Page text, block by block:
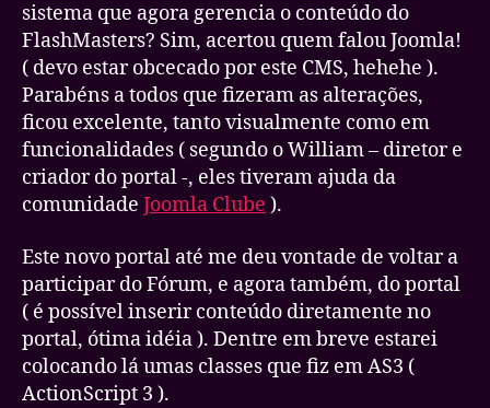
sistema que agora gerencia o conteúdo do
FlashMasters? Sim, acertou quem falou Joomla!
( devo estar obcecado por este CMS, hehehe ).
Parabéns a todos que fizeram as alterações,
ficou excelente, tanto visualmente como em
funcionalidades ( segundo o William – diretor e
criador do portal -, eles tiveram ajuda da
comunidade Joomla Clube ).
Este novo portal até me deu vontade de voltar a
participar do Fórum, e agora também, do portal
( é possível inserir conteúdo diretamente no
portal, ótima idéia ). Dentre em breve estarei
colocando lá umas classes que fiz em AS3 (
ActionScript 3 ).